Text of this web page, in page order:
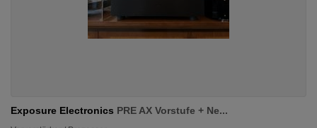
Exposure Electronics PRE AX Vorstufe + Ne...